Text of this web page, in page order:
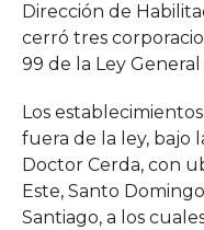
Dirección de
cerró tres
99 de la Ley
Los
fuera de la ley, bajo
Doctor Cerda, con
Este, Santo
Santiago, a los